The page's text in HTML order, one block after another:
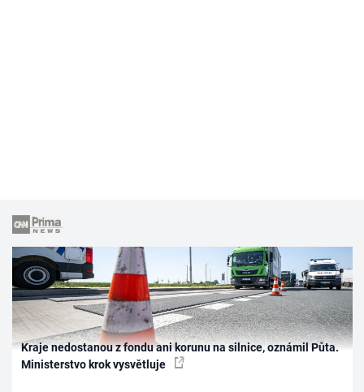
Kraje nedostanou z fondu ani korunu na silnice, oznámil Půta.
Ministerstvo krok vysvětluje